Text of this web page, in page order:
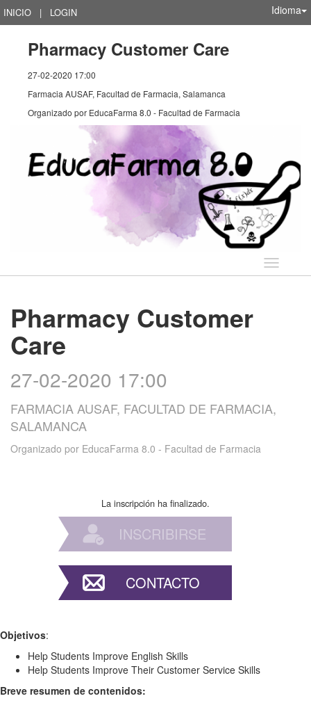
INICIO | LOGIN Idioma
Pharmacy Customer Care
27-02-2020 17:00
Farmacia AUSAF, Facultad de Farmacia, Salamanca
Organizado por EducaFarma 8.0 - Facultad de Farmacia
Idioma
Pharmacy Customer
Care
27-02-2020 17:00
FARMACIA AUSAF, FACULTAD DE FARMACIA,
SALAMANCA
Organizado por EducaFarma 8.0 - Facultad de Farmacia
La inscripción ha finalizado.
INSCRIBIRSE
CONTACTO
Objetivos:
Help Students Improve English Skills
Help Students Improve Their Customer Service Skills
Breve resumen de contenidos: